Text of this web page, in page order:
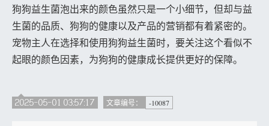
狗狗益生菌泡出来的颜色虽然只是一个小细节，但却与益
生菌的品质、狗狗的健康以及产品的营销都有着紧密的。
宠物主人在选择和使用狗狗益生菌时，要关注这个看似不
起眼的颜色因素，为狗狗的健康成长提供更好的保障。
2025-05-01 03:57:17 文章编号： -10087